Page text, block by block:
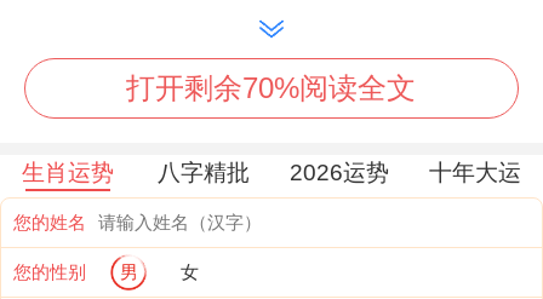
祈福得吉日选择，没问题从天文、命理等多
个范围来考量。
气相关联！虽然清明（通常在4月4日或5
日）自身因其祭扫性质、大规模祈福动土或
需谨慎，但其前后寻求天地清明得气息亦有
打开剩余70%阅读全文
生肖运势 八字精批 2026运势 十年大运
您的姓名
您的性别 男 女